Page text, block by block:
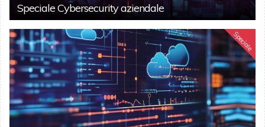
Speciale Cybersecurity aziendale
Speciale